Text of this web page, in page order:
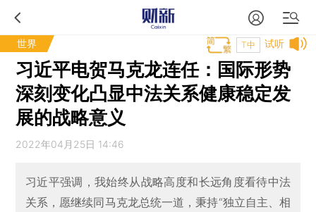
世界 试听
T中
习近平电贺马克龙连任：国际形势
深刻变化凸显中法关系健康稳定发
展的战略意义
2022年04月25日 14:46
习近平强调，我始终从战略高度和长远角度看待中法
关系，愿继续同马克龙总统一道，秉持“独立自主、相